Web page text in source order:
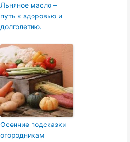
Льняное масло –
путь к здоровью и
долголетию.
Осенние подсказки
огородникам